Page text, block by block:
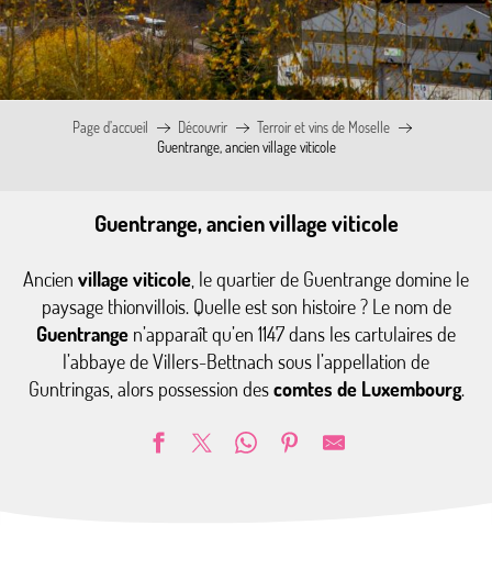
Page d’accueil Découvrir
Terroir et vins de Moselle
Guentrange, ancien village viticole
Guentrange, ancien village viticole
Ancien village viticole , le quartier de Guentrange domine le
paysage thionvillois. Quelle est son histoire ? Le nom de
Guentrange n’apparaît qu’en 1147 dans les cartulaires de
l’abbaye de Villers-Bettnach sous l’appellation de
Guntringas, alors possession descomtes de Luxembourg.